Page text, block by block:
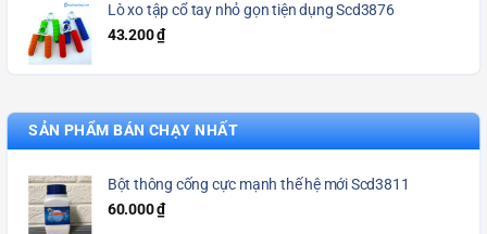
Lò xo tập cổ tay nhỏ gọn tiện dụng Scd3876
43.200₫
SẢN PHẨM BÁN CHẠY NHẤT
Bột thông cống cực mạnh thế hệ mới Scd3811
60.000₫